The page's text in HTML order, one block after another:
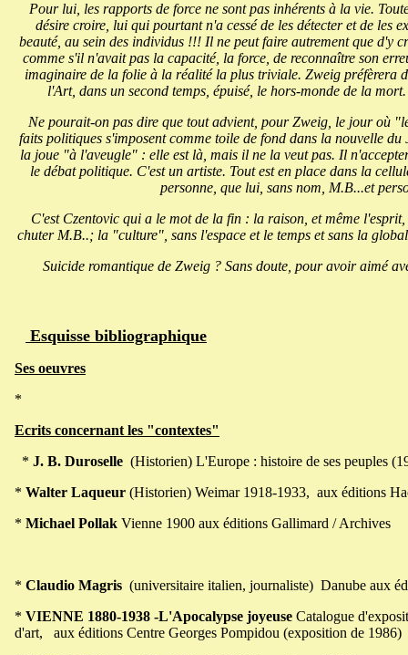
Pour lui, les rapports de force ne sont pas inhérents à la vie.
désire croire, lui qui pourtant n'a cessé de les détecter et de les
beauté, au sein des individus !!! Il ne peut faire autrement que d'y
comme s'il n'avait pas la capacité, la force, de reconnaître son
imaginaire de la folie à la réalité la plus triviale. Zweig préfèrera
l'Art, dans un second temps, épuisé, le hors-monde de la
Ne pourait-on pas dire que tout advient, pour Zweig, le jour où
faits politiques s'imposent comme toile de fond dans la nouvelle
la joue "à l'aveugle" : elle est là, mais il ne la veut pas. Il
le débat politique. C'est un artiste. Tout est en place dans la
personne, que lui, sans nom, M.B...et
C'est Czentovic qui a le mot de la fin : la raison, et même
chuter M.B..; la "culture", sans l'espace et le temps et sans la
Suicide romantique de Zweig ? Sans doute, pour avoir aimé
Esquisse bibliographique
Ses oeuvres
*
Ecrits concernant les "contextes"
* J. B. Duroselle (Historien) L'Europe : histoire de ses peuples
* Walter Laqueur (Historien) Weimar 1918-1933, aux éditions
* Michael Pollak Vienne 1900 aux éditions Gallimard / Archives
* Claudio Magris (universitaire italien, journaliste) Danube aux
* VIENNE 1880-1938 -L'Apocalypse joyeuse Catalogue
d'art, aux éditions Centre Georges Pompidou (exposition de 1986)